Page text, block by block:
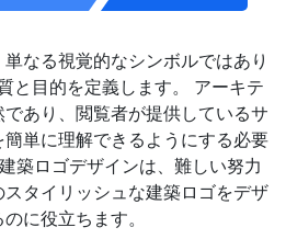
なる視覚的なシンボルではあり
と目的を定義します。 アーキテ
あり、閲覧者が提供しているサ
単に理解できるようにする必要
築ロゴデザインは、難しい努力
タイリッシュな建築ロゴをデザ
に役立ちます。